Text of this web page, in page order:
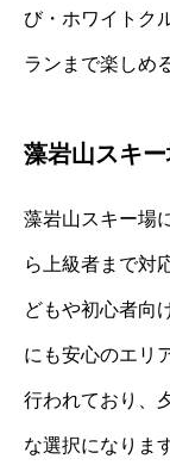
び・ホワイトク
ランまで楽しめ
藻岩山スキ
藻岩山スキー場
ら上級者まで対
どもや初心者向
にも安心のエリ
行われており、
な選択になりま